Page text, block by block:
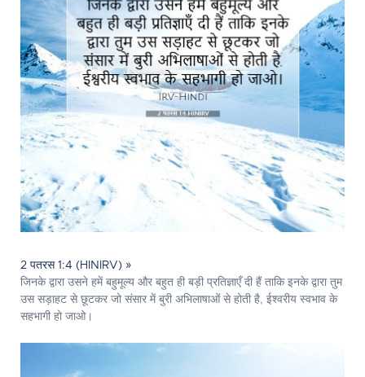
2 पतरस 1:4 (HINIRV) »
जिनके द्वारा उसने हमें बहुमूल्य और बहुत ही बड़ी प्रतिज्ञाएँ दी हैं ताकि इनके द्वारा तुम
उस सड़ाहट से छूटकर जो संसार में बुरी अभिलाषाओं से होती है, ईश्वरीय स्वभाव के
सहभागी हो जाओ।